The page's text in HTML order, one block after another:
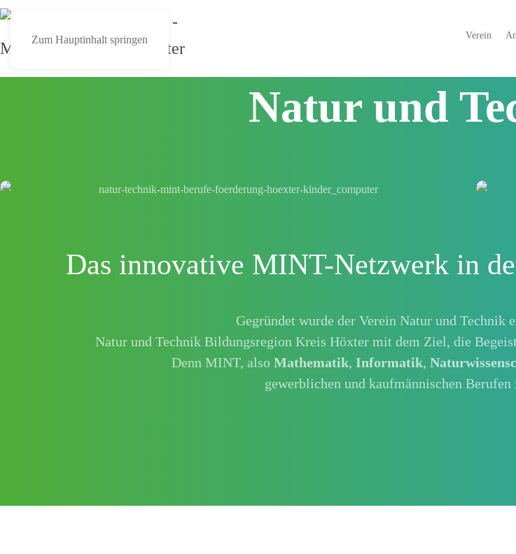
Zum Hauptinhalt springen Verein
Natur und
Das innovative MINT-Netzwerk in
Gegründet wurde der Verein Natur und Technik
Natur und Technik Bildungsregion Kreis Höxter mit dem Ziel, die
Denn MINT, also Mathematik, Informatik,
gewerblichen und kaufmännischen